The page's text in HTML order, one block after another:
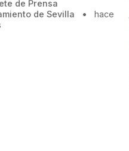
de Prensa
de Sevilla
•
hace